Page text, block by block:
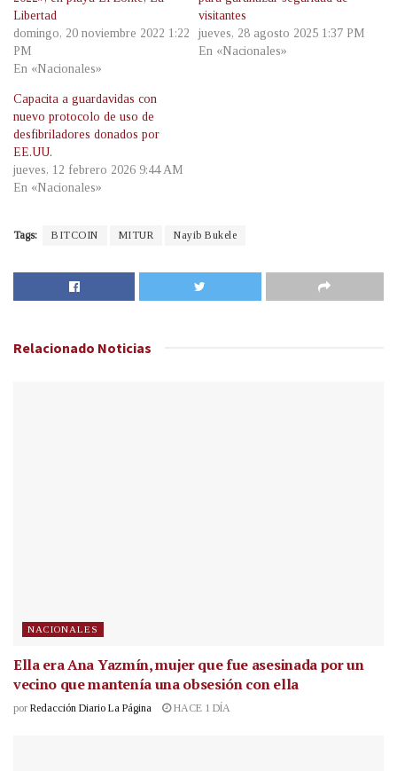
Libertad
domingo, 20 noviembre 2022 1:22
PM
En «Nacionales»
visitantes
jueves, 28 agosto 2025 1:37 PM
En «Nacionales»
Capacita a guardavidas con
nuevo protocolo de uso de
desfibriladores donados por
EE.UU.
jueves, 12 febrero 2026 9:44 AM
En «Nacionales»
Tags: BITCOIN MITUR Nayib Bukele
Relacionado Noticias
NACIONALES
Ella era Ana Yazmín, mujer que fue asesinada por un
vecino que mantenía una obsesión con ella
por Redacción Diario La Página HACE 1 DÍA